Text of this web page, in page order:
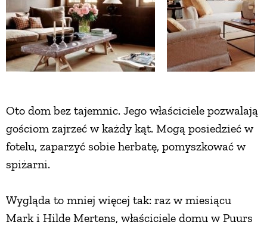
Oto dom bez tajemnic. Jego właściciele pozwalają
gościom zajrzeć w każdy kąt. Mogą posiedzieć w
fotelu, zaparzyć sobie herbatę, pomyszkować w
spiżarni.
Wygląda to mniej więcej tak: raz w miesiącu
Mark i Hilde Mertens, właściciele domu w Puurs
RĘKODZIEŁO
ZWYCZAJE
PRZEPISY